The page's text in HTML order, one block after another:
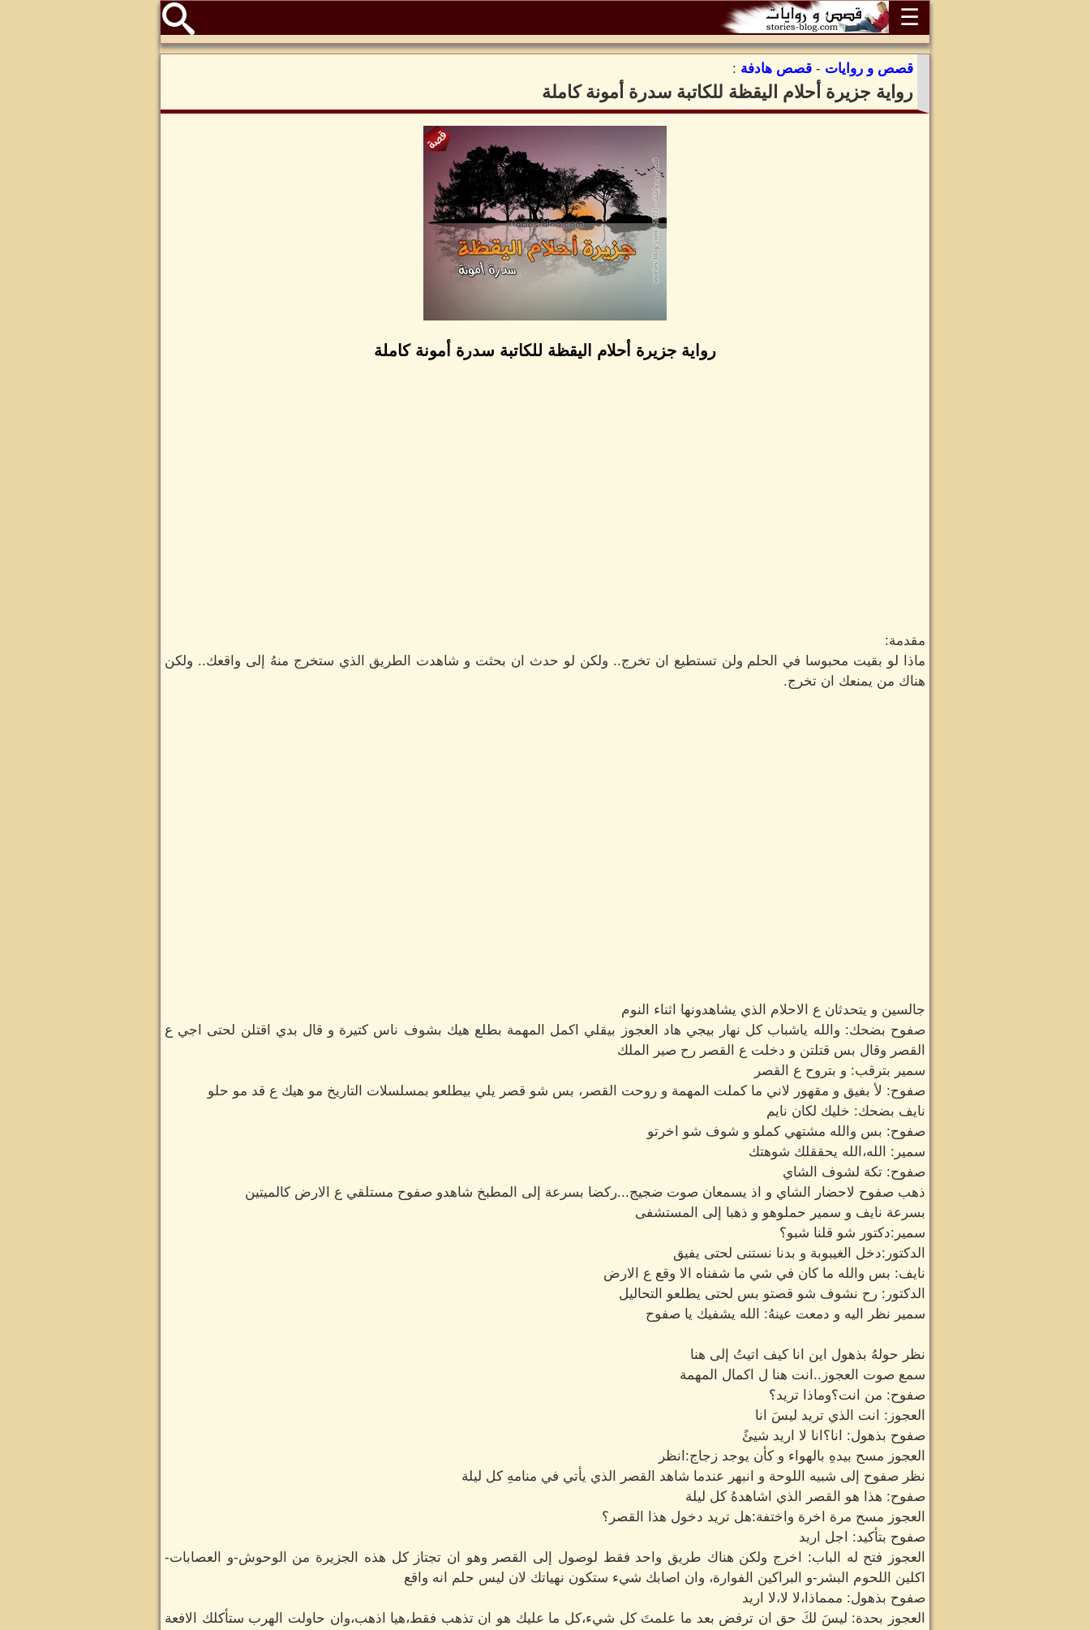
☰
قصص و روايات - قصص هادفة :
رواية جزيرة أحلام اليقظة للكاتبة سدرة أمونة كاملة
رواية جزيرة أحلام اليقظة للكاتبة سدرة أمونة كاملة
مقدمة:
ماذا لو بقيت محبوسا في الحلم ولن تستطيع ان تخرج.. ولكن لو حدث ان بحثت و شاهدت الطريق الذي ستخرج منهُ إلى واقعك.. ولكن
هناك من يمنعك ان تخرج.
جالسين و يتحدثان ع الاحلام الذي يشاهدونها اثناء النوم
صفوح بضحك: والله ياشباب كل نهار بيجي هاد العجوز بيقلي اكمل المهمة بطلع هيك بشوف ناس كتيرة و قال بدي اقتلن لحتى اجي ع
القصر وقال بس قتلتن و دخلت ع القصر رح صير الملك
سمير بترقب: و بتروح ع القصر
صفوح: لأ بفيق و مقهور لاني ما كملت المهمة و روحت القصر، بس شو قصر يلي بيطلعو بمسلسلات التاريخ مو هيك ع قد مو حلو
نايف بضحك: خليك لكان نايم
صفوح: بس والله مشتهي كملو و شوف شو اخرتو
سمير: الله،الله يحققلك شوهتك
صفوح: تكة لشوف الشاي
ذهب صفوح لاحضار الشاي و اذ يسمعان صوت ضجيج...ركضا بسرعة إلى المطبخ شاهدو صفوح مستلقي ع الارض كالميتين
بسرعة نايف و سمير حملوهو و ذهبا إلى المستشفى
سمير:دكتور شو قلنا شبو؟
الدكتور:دخل الغيبوبة و بدنا نستنى لحتى يفيق
نايف: بس والله ما كان في شي ما شفناه الا وقع ع الارض
الدكتور: رح نشوف شو قصتو بس لحتى يطلعو التحاليل
سمير نظر اليه و دمعت عينهُ: الله يشفيك يا صفوح
نظر حولهُ بذهول اين انا كيف اتيتُ إلى هنا
سمع صوت العجوز..انت هنا ل اكمال المهمة
صفوح: من انت؟وماذا تريد؟
العجوز: انت الذي تريد ليسَ انا
صفوح بذهول: انا؟انا لا اريد شيئً
العجوز مسح بيدهِ بالهواء و كأن يوجد زجاج:انظر
نظر صفوح إلى شبيه اللوحة و انبهر عندما شاهد القصر الذي يأتي في منامهِ كل ليلة
صفوح: هذا هو القصر الذي اشاهدهُ كل ليلة
العجوز مسح مرة اخرة واختفة:هل تريد دخول هذا القصر؟
صفوح بتأكيد: اجل اريد
العجوز فتح له الباب: اخرج ولكن هناك طريق واحد فقط لوصول إلى القصر وهو ان تجتاز كل هذه الجزيرة من الوحوش-و العصابات-
اكلين اللحوم البشر-و البراكين الفوارة، وان اصابك شيء ستكون نهياتك لان ليس حلم انه واقع
صفوح بذهول: ممماذا،لا لا،لا اريد
العجوز بحدة: ليسَ لكَ حق ان ترفض بعد ما علمتَ كل شيء،كل ما عليك هو ان تذهب فقط،هيا اذهب،وان حاولت الهرب ستأكلك الافعة